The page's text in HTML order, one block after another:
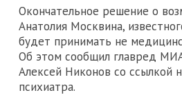
Окончательное решение о
Анатолия Москвина,
будет принимать не
Об этом сообщил главред
Алексей Никонов со ссылкой
психиатра.